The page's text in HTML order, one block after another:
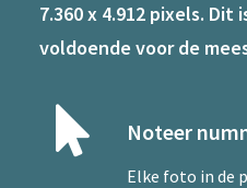
7.360 x 4.912 pixels. Dit
voldoende voor de
Noteer
Elke foto in de